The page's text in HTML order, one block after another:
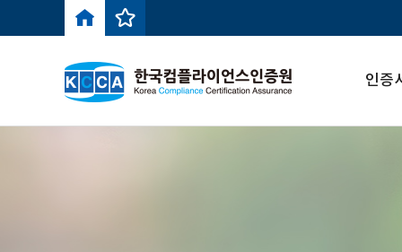
인증